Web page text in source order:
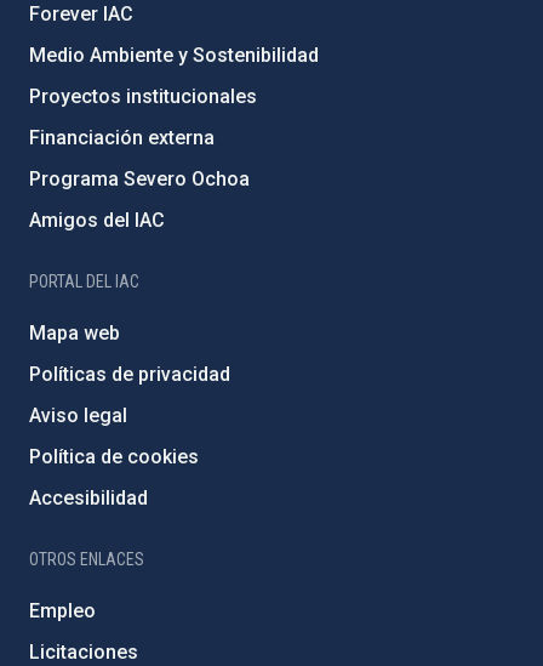
Forever IAC
Medio Ambiente y Sostenibilidad
Proyectos institucionales
Financiación externa
Programa Severo Ochoa
Amigos del IAC
PORTAL DEL IAC
Mapa web
Políticas de privacidad
Aviso legal
Política de cookies
Accesibilidad
OTROS ENLACES
Empleo
Licitaciones